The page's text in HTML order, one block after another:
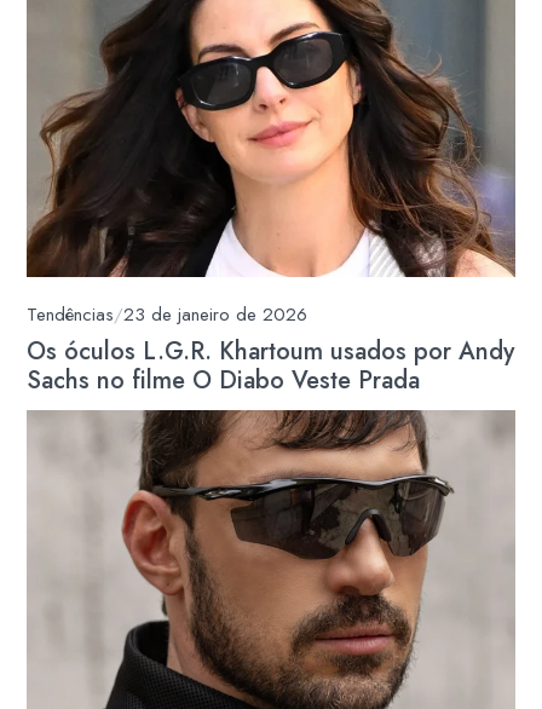
Tendências/23 de janeiro de 2026
Os óculos L.G.R. Khartoum usados por Andy
Sachs no filme O Diabo Veste Prada